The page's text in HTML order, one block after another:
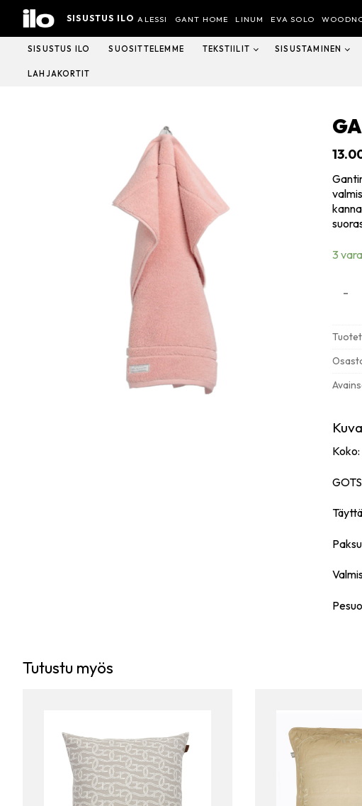
Hyppää
sisältöön
SISUSTUS ILO ALESSI GANT HOME LINUM EVA SOLO
SISUSTUS ILO SUOSITTELEMME TEKSTIILIT SISUSTAMINEN
LAHJAKORTIT
3
pale
-
Tutustu myös